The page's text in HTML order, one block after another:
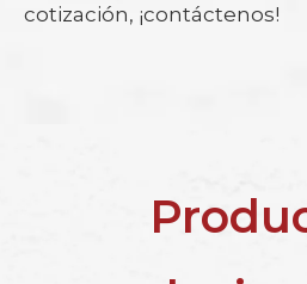
cotización, ¡contáctenos!